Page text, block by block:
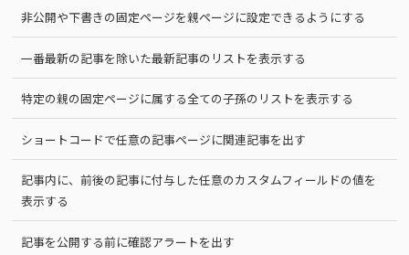
非公開や下書きの固定ページを親ページに設定できるようにする
一番最新の記事を除いた最新記事のリストを表示する
特定の親の固定ページに属する全ての子孫のリストを表示する
ショートコードで任意の記事ページに関連記事を出す
記事内に、前後の記事に付与した任意のカスタムフィールドの値を
表示する
記事を公開する前に確認アラートを出す